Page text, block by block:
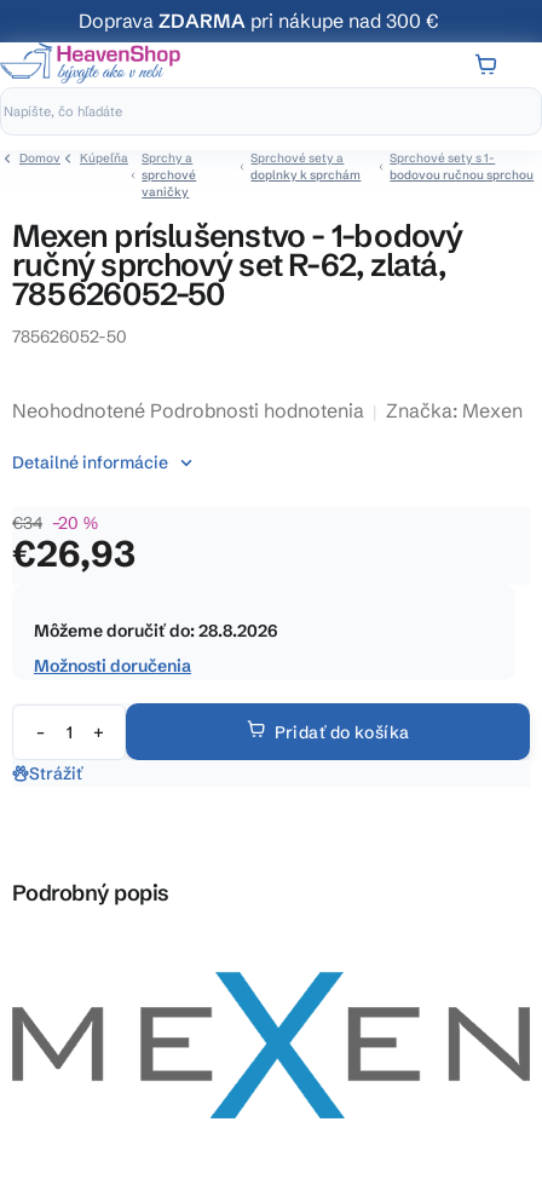
na
obsah
Doprava ZDARMA pri nákupe nad 300 €
Domov Kúpeľňa
Sprchy a
sprchové
vaničky
Sprchové sety a
doplnky k sprchám
Sprchové sety s 1-
bodovou ručnou sprchou
Mexen príslušenstvo - 1-bodový
ručný sprchový set R-62, zlatá,
785626052-50
785626052-50
Priemerné
produktu
0,0
z
Neohodnotené Podrobnosti hodnotenia Značka: Mexen
€34 –20 %
€26,93
cena:
Môžeme doručiť do:28.8.2026
Možnosti doručenia
Pridať do košíka
Detailné informácie
Strážiť
Podrobný popis